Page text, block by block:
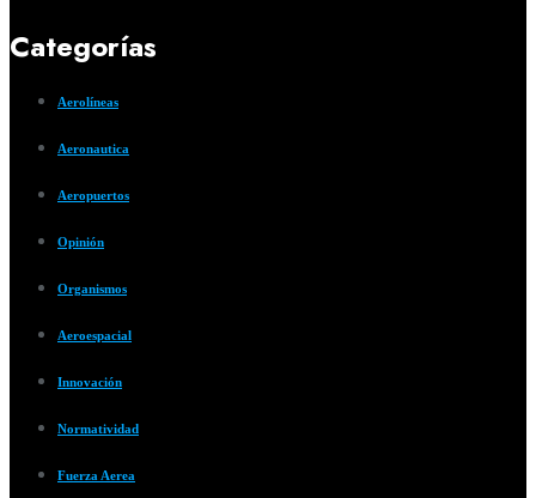
Categorías
Aerolíneas
Aeronautica
Aeropuertos
Opinión
Organismos
Aeroespacial
Innovación
Normatividad
Fuerza Aerea